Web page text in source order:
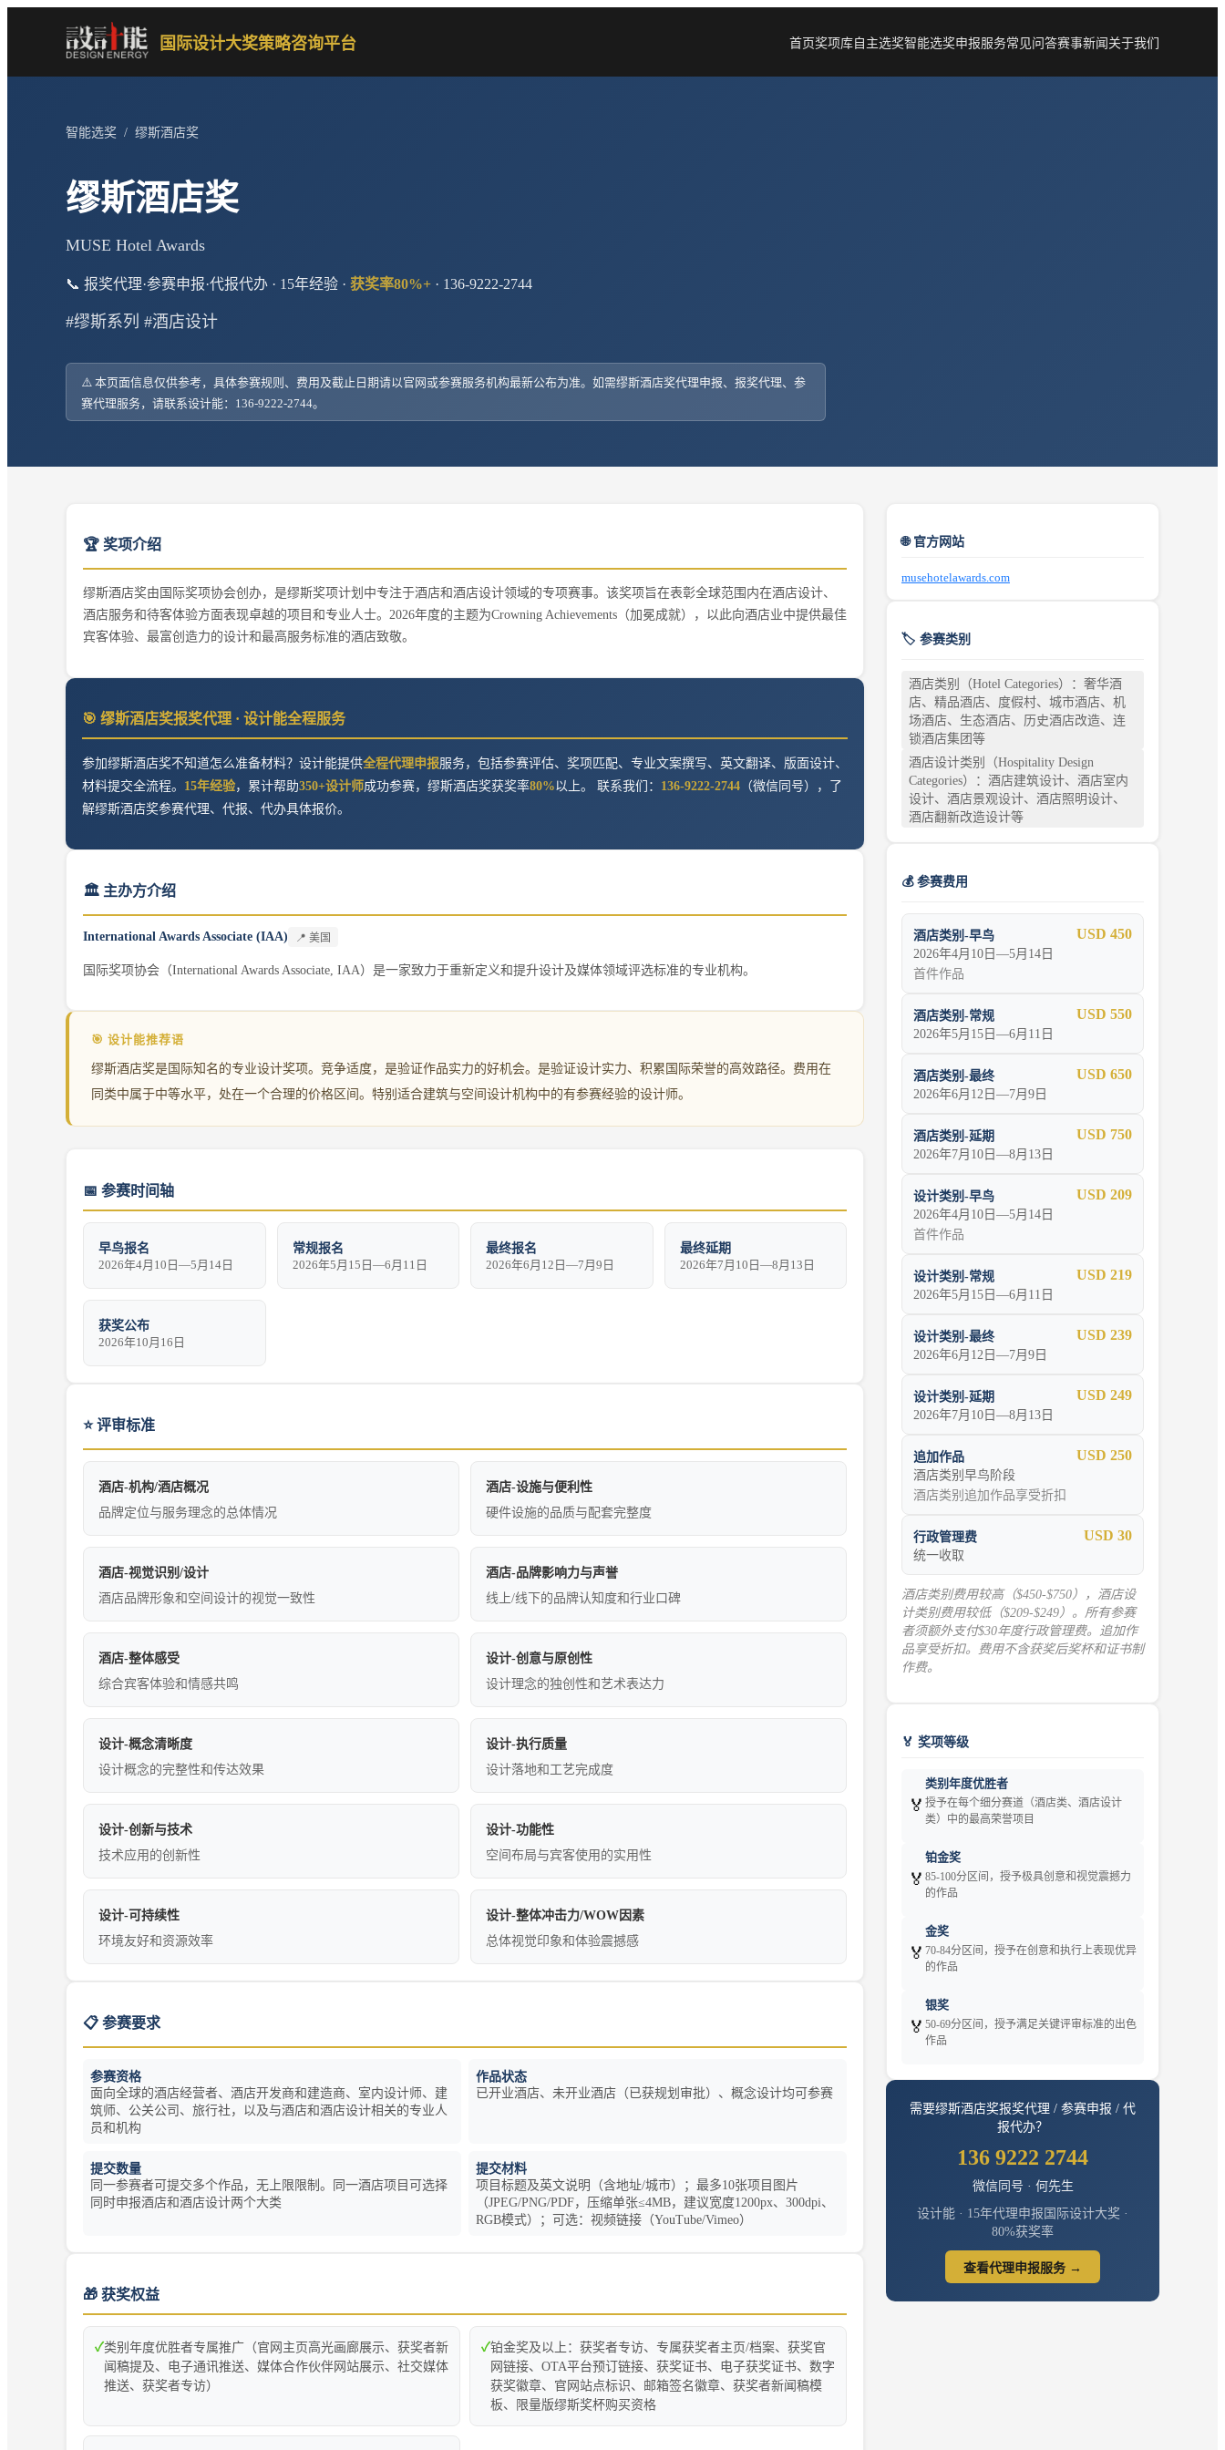
国际设计大奖策略咨询平台 首页奖项库 自主选奖智能选奖申报服务常见问答赛事新闻 关于我们
智能选奖 / 缪斯酒店奖
缪斯酒店奖
MUSE Hotel Awards
📞 报奖代理·参赛申报·代报代办 · 15年经验 · 获奖率80%+ · 136-9222-2744
#缪斯系列 #酒店设计
⚠️ 本页面信息仅供参考，具体参赛规则、费用及截止日期请以官网或参赛服务机构最新公布为准。如需缪斯酒店奖代理申报、报奖代理、参
赛代理服务，请联系设计能：136-9222-2744。
🏆 奖项介绍
缪斯酒店奖由国际奖项协会创办，是缪斯奖项计划中专注于酒店和酒店设计领域的专项赛事。该奖项旨在表彰全球范围内在酒店设计、
酒店服务和待客体验方面表现卓越的项目和专业人士。2026年度的主题为Crowning Achievements（加冕成就），以此向酒店业中提供最佳
宾客体验、最富创造力的设计和最高服务标准的酒店致敬。
🎯 缪斯酒店奖报奖代理 · 设计能全程服务
参加缪斯酒店奖不知道怎么准备材料？设计能提供全程代理申报服务，包括参赛评估、奖项匹配、专业文案撰写、英文翻译、版面设计、
材料提交全流程。 15年经验，累计帮助350+设计师成功参赛， 缪斯酒店奖获奖率80%以上。 联系我们： 136-9222-2744 （微信同号），了
解缪斯酒店奖参赛代理、代报、代办具体报价。
🏛️ 主办方介绍
International Awards Associate (IAA) 📍 美国
国际奖项协会（International Awards Associate, IAA）是一家致力于重新定义和提升设计及媒体领域评选标准的专业机构。
🎯 设计能推荐语
缪斯酒店奖是国际知名的专业设计奖项。竞争适度，是验证作品实力的好机会。是验证设计实力、积累国际荣誉的高效路径。费用在
同类中属于中等水平，处在一个合理的价格区间。特别适合建筑与空间设计机构中的有参赛经验的设计师。
📅 参赛时间轴
早鸟报名
2026年4月10日—5月14日
常规报名
2026年5月15日—6月11日
最终报名
2026年6月12日—7月9日
最终延期
2026年7月10日—8月13日
获奖公布
2026年10月16日
⭐ 评审标准
酒店-机构/酒店概况
品牌定位与服务理念的总体情况
酒店-设施与便利性
硬件设施的品质与配套完整度
酒店-视觉识别/设计
酒店品牌形象和空间设计的视觉一致性
酒店-品牌影响力与声誉
线上/线下的品牌认知度和行业口碑
酒店-整体感受
综合宾客体验和情感共鸣
设计-创意与原创性
设计理念的独创性和艺术表达力
设计-概念清晰度
设计概念的完整性和传达效果
设计-执行质量
设计落地和工艺完成度
设计-创新与技术
技术应用的创新性
设计-功能性
空间布局与宾客使用的实用性
设计-可持续性
环境友好和资源效率
设计-整体冲击力/WOW因素
总体视觉印象和体验震撼感
📋 参赛要求
参赛资格
面向全球的酒店经营者、酒店开发商和建造商、室内设计师、建
筑师、公关公司、旅行社，以及与酒店和酒店设计相关的专业人
员和机构
作品状态
已开业酒店、未开业酒店（已获规划审批）、概念设计均可参赛
提交数量
同一参赛者可提交多个作品，无上限限制。同一酒店项目可选择
同时申报酒店和酒店设计两个大类
提交材料
项目标题及英文说明（含地址/城市）；最多10张项目图片
（JPEG/PNG/PDF，压缩单张≤4MB，建议宽度1200px、300dpi、
RGB模式）；可选：视频链接（YouTube/Vimeo）
🎁 获奖权益
✓类别年度优胜者专属推广（官网主页高光画廊展示、获奖者新
闻稿提及、电子通讯推送、媒体合作伙伴网站展示、社交媒体
推送、获奖者专访）
✓铂金奖及以上：获奖者专访、专属获奖者主页/档案、获奖官
网链接、OTA平台预订链接、获奖证书、电子获奖证书、数字
获奖徽章、官网站点标识、邮箱签名徽章、获奖者新闻稿模
板、限量版缪斯奖杯购买资格
🌐 官方网站
musehotelawards.com
🏷️ 参赛类别
酒店类别（Hotel Categories）：奢华酒
店、精品酒店、度假村、城市酒店、机
场酒店、生态酒店、历史酒店改造、连
锁酒店集团等
酒店设计类别（Hospitality Design
Categories）：酒店建筑设计、酒店室内
设计、酒店景观设计、酒店照明设计、
酒店翻新改造设计等
💰 参赛费用
酒店类别-早鸟 USD 450
2026年4月10日—5月14日
首件作品
酒店类别-常规 USD 550
2026年5月15日—6月11日
酒店类别-最终 USD 650
2026年6月12日—7月9日
酒店类别-延期 USD 750
2026年7月10日—8月13日
设计类别-早鸟 USD 209
2026年4月10日—5月14日
首件作品
设计类别-常规 USD 219
2026年5月15日—6月11日
设计类别-最终 USD 239
2026年6月12日—7月9日
设计类别-延期 USD 249
2026年7月10日—8月13日
追加作品 USD 250
酒店类别早鸟阶段
酒店类别追加作品享受折扣
行政管理费 USD 30
统一收取
酒店类别费用较高（$450-$750），酒店设
计类别费用较低（$209-$249）。所有参赛
者须额外支付$30年度行政管理费。追加作
品享受折扣。费用不含获奖后奖杯和证书制
作费。
🏅 奖项等级
🏅
类别年度优胜者
授予在每个细分赛道（酒店类、酒店设计
类）中的最高荣誉项目
🏅
铂金奖
85-100分区间，授予极具创意和视觉震撼力
的作品
🏅
金奖
70-84分区间，授予在创意和执行上表现优异
的作品
🏅
银奖
50-69分区间，授予满足关键评审标准的出色
作品
需要缪斯酒店奖报奖代理 / 参赛申报 / 代
报代办？
136 9222 2744
微信同号 · 何先生
设计能 · 15年代理申报国际设计大奖 ·
80%获奖率
查看代理申报服务 →